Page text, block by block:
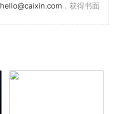
hello@caixin.com ，获得书面